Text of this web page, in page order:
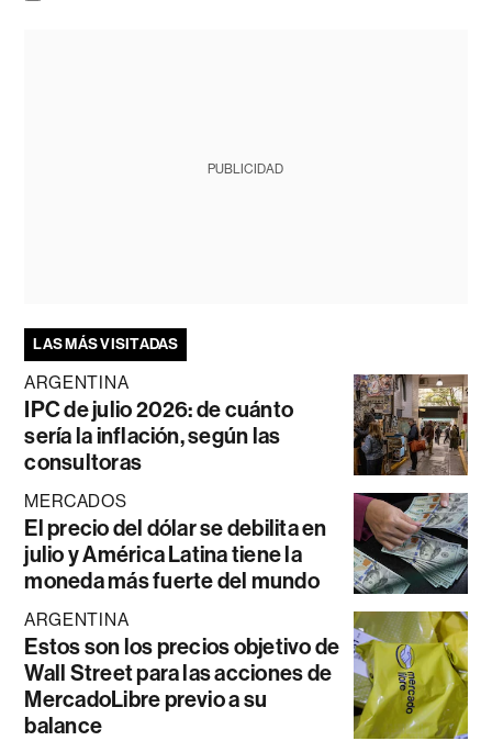
PUBLICIDAD
LAS MÁS VISITADAS
ARGENTINA
IPC de julio 2026: de cuánto
sería la inflación, según las
consultoras
MERCADOS
El precio del dólar se debilita en
julio y América Latina tiene la
moneda más fuerte del mundo
ARGENTINA
Estos son los precios objetivo de
Wall Street para las acciones de
MercadoLibre previo a su
balance